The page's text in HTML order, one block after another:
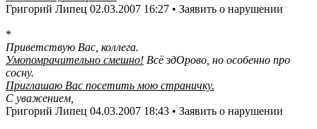
Григорий Липец 02.03.2007 16:27 • Заявить о нарушении
*
Приветствую Вас, коллега.
Умопомрачительно смешно! Всё здОрово, но особенно про
сосну.
Приглашаю Вас посетить мою страничку.
С уважением,
Григорий Липец 04.03.2007 18:43 • Заявить о нарушении